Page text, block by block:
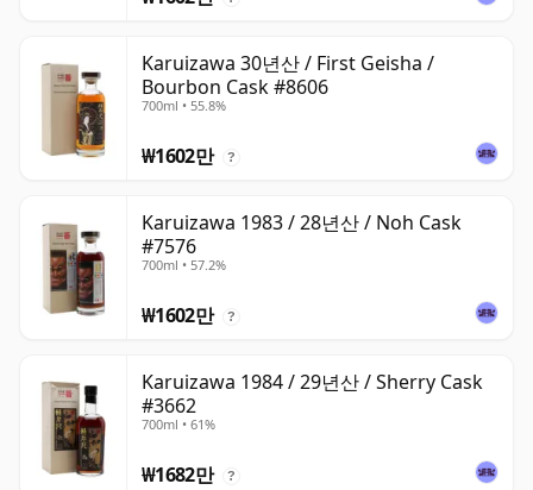
Karuizawa 30년산 / First Geisha /
Bourbon Cask #8606
700ml • 55.8%
₩1602만 ?
Karuizawa 1983 / 28년산 / Noh Cask
#7576
700ml • 57.2%
₩1602만 ?
Karuizawa 1984 / 29년산 / Sherry Cask
#3662
700ml • 61%
₩1682만 ?